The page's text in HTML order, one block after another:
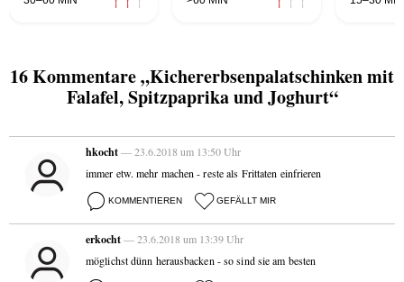
16 Kommentare „Kichererbsenpalatschinken mit
Falafel, Spitzpaprika und Joghurt“
hkocht— 23.6.2018 um 13:50 Uhr
immer etw. mehr machen - reste als Frittaten einfrieren
KOMMENTIEREN GEFÄLLT MIR
erkocht— 23.6.2018 um 13:39 Uhr
möglichst dünn herausbacken - so sind sie am besten